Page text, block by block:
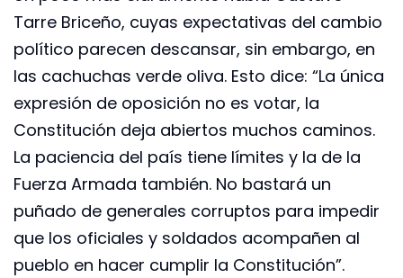
Tarre Briceño, cuyas expectativas del cambio
político parecen descansar, sin embargo, en
las cachuchas verde oliva. Esto dice: “La única
expresión de oposición no es votar, la
Constitución deja abiertos muchos caminos.
La paciencia del país tiene límites y la de la
Fuerza Armada también. No bastará un
puñado de generales corruptos para impedir
que los oficiales y soldados acompañen al
pueblo en hacer cumplir la Constitución”.